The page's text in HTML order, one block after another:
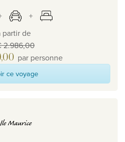
partir de
2.986,00
par personne
ce voyage
Ile Maurice